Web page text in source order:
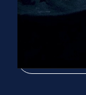
120х80 см, холст